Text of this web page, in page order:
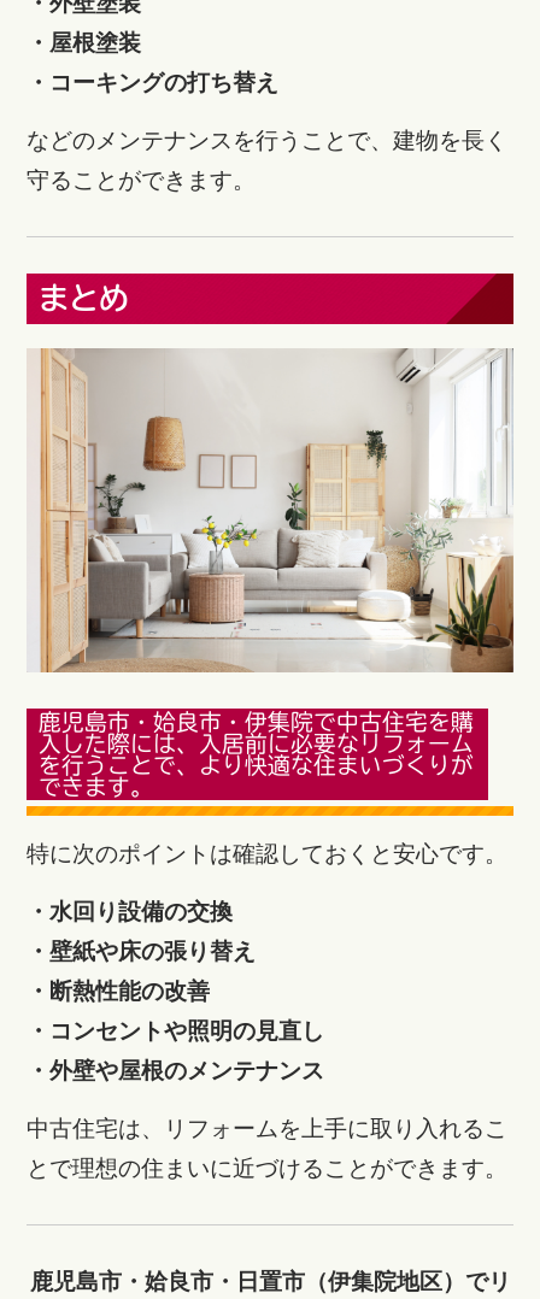
・屋根塗装
・コーキングの打ち替え
などのメンテナンスを行うことで、建物を長く
守ることができます。
まとめ
鹿児島市・姶良市・伊集院で中古住宅を購
入した際には、入居前に必要なリフォーム
を行うことで、より快適な住まいづくりが
できます。
特に次のポイントは確認しておくと安心です。
・水回り設備の交換
・壁紙や床の張り替え
・断熱性能の改善
・コンセントや照明の見直し
・外壁や屋根のメンテナンス
中古住宅は、リフォームを上手に取り入れるこ
とで理想の住まいに近づけることができます。
鹿児島市・姶良市・日置市（伊集院地区）でリ